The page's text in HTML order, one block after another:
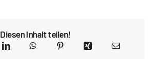
Diesen Inhalt teilen!